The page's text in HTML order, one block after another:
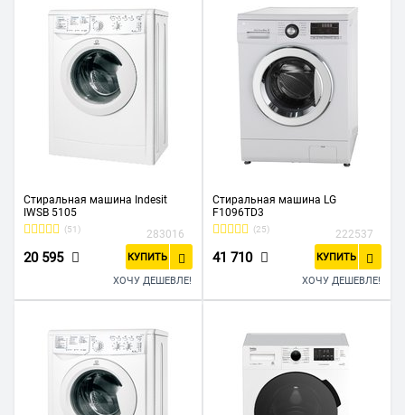
Стиральная машина Indesit
IWSB 5105
(51) 283016
20 595 КУПИТЬ
ХОЧУ ДЕШЕВЛЕ!
Стиральная машина LG
F1096TD3
(25) 222537
41 710 КУПИТЬ
ХОЧУ ДЕШЕВЛЕ!